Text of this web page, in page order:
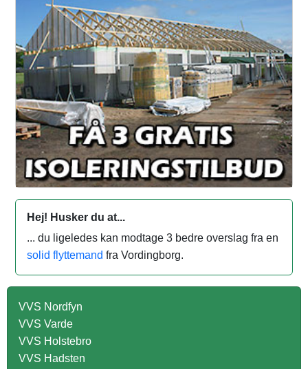
Hej! Husker du at...
... du ligeledes kan modtage 3 bedre overslag fra en
solid flyttemand fra Vordingborg.
VVS Nordfyn
VVS Varde
VVS Holstebro
VVS Hadsten